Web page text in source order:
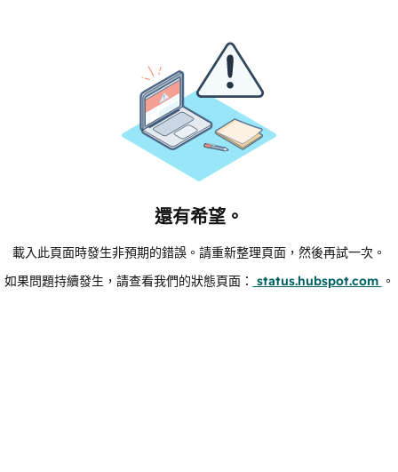
還有希望。
載入此頁面時發生非預期的錯誤。請重新整理頁面，然後再試一次。
如果問題持續發生，請查看我們的狀態頁面： status.hubspot.com 。